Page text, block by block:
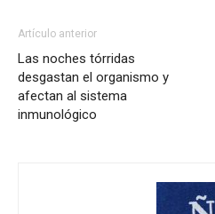
Artículo anterior
Las noches tórridas
desgastan el organismo y
afectan al sistema
inmunológico